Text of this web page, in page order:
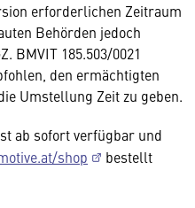
erforderlichen Zeitraum
Behörden jedoch
BMVIT 185.503/0021
den ermächtigten
Umstellung Zeit zu geben.
ab sofort verfügbar und
shop
bestellt